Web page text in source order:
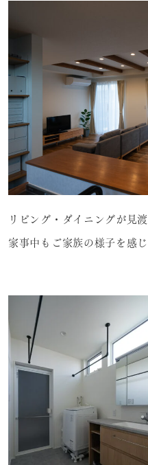
リビング・ダイニングが見
家事中もご家族の様子を感じ